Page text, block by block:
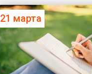
21 марта